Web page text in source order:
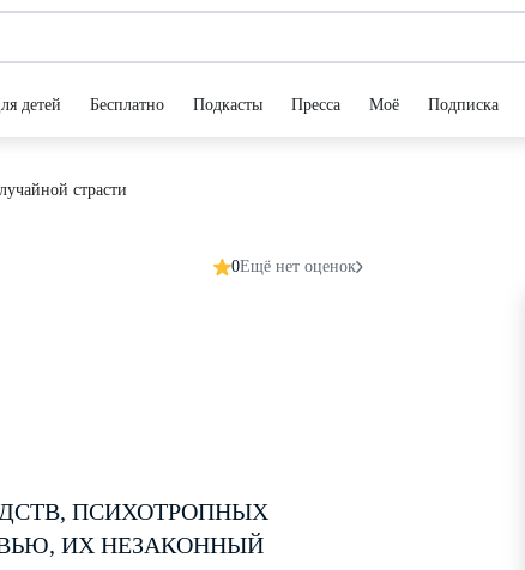
детей Бесплатно Подкасты Пресса Моё Подписка
страсти
0Ещё нет оценок
ПСИХОТРОПНЫХ
ИХ НЕЗАКОННЫЙ